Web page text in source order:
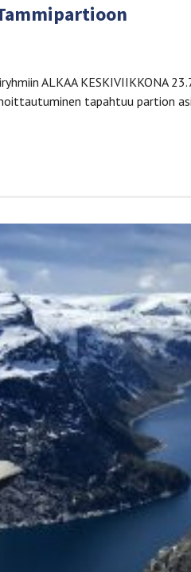
ALKAA KESKIVIIKKONA
tapahtuu partion